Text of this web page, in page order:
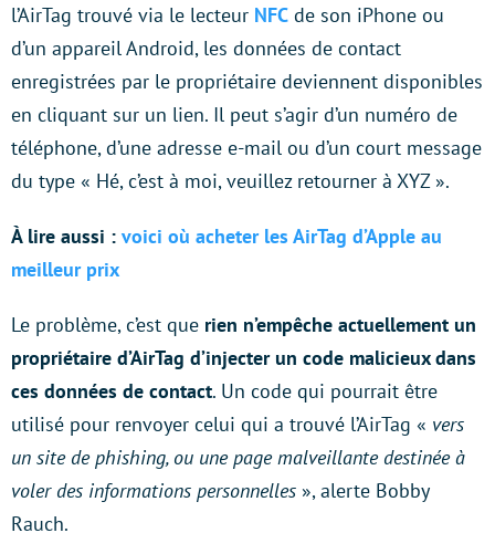
l’AirTag trouvé via le lecteur NFC de son iPhone ou
d’un appareil Android, les données de contact
enregistrées par le propriétaire deviennent disponibles
en cliquant sur un lien. Il peut s’agir d’un numéro de
téléphone, d’une adresse e-mail ou d’un court message
du type « Hé, c’est à moi, veuillez retourner à XYZ ».
À lire aussi : voici où acheter les AirTag d’Apple au
meilleur prix
Le problème, c’est que rien n’empêche actuellement un
propriétaire d’AirTag d’injecter un code malicieux dans
ces données de contact. Un code qui pourrait être
utilisé pour renvoyer celui qui a trouvé l’AirTag « vers
un site de phishing, ou une page malveillante destinée à
voler des informations personnelles », alerte Bobby
Rauch.